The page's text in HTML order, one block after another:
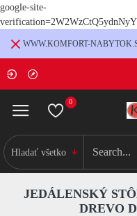
google-site-
WWW.KOMFORT-
0
Hladať všetko
JEDÁLENSKÝ
DREVO